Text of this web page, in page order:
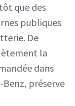
que des
publiques
De
la
dans
préserve